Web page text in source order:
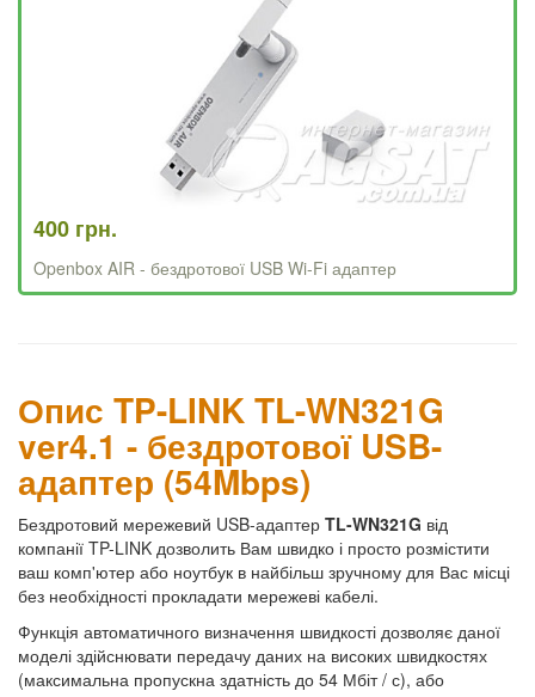
400 грн.
Openbox AIR - бездротової USB Wi-Fi адаптер
Опис TP-LINK TL-WN321G
ver4.1 - бездротової USB-
адаптер (54Mbps)
Бездротовий мережевий USB-адаптер TL-WN321G від
компанії TP-LINK дозволить Вам швидко і просто розмістити
ваш комп'ютер або ноутбук в найбільш зручному для Вас місці
без необхідності прокладати мережеві кабелі.
Функція автоматичного визначення швидкості дозволяє даної
моделі здійснювати передачу даних на високих швидкостях
(максимальна пропускна здатність до 54 Мбіт / с), або